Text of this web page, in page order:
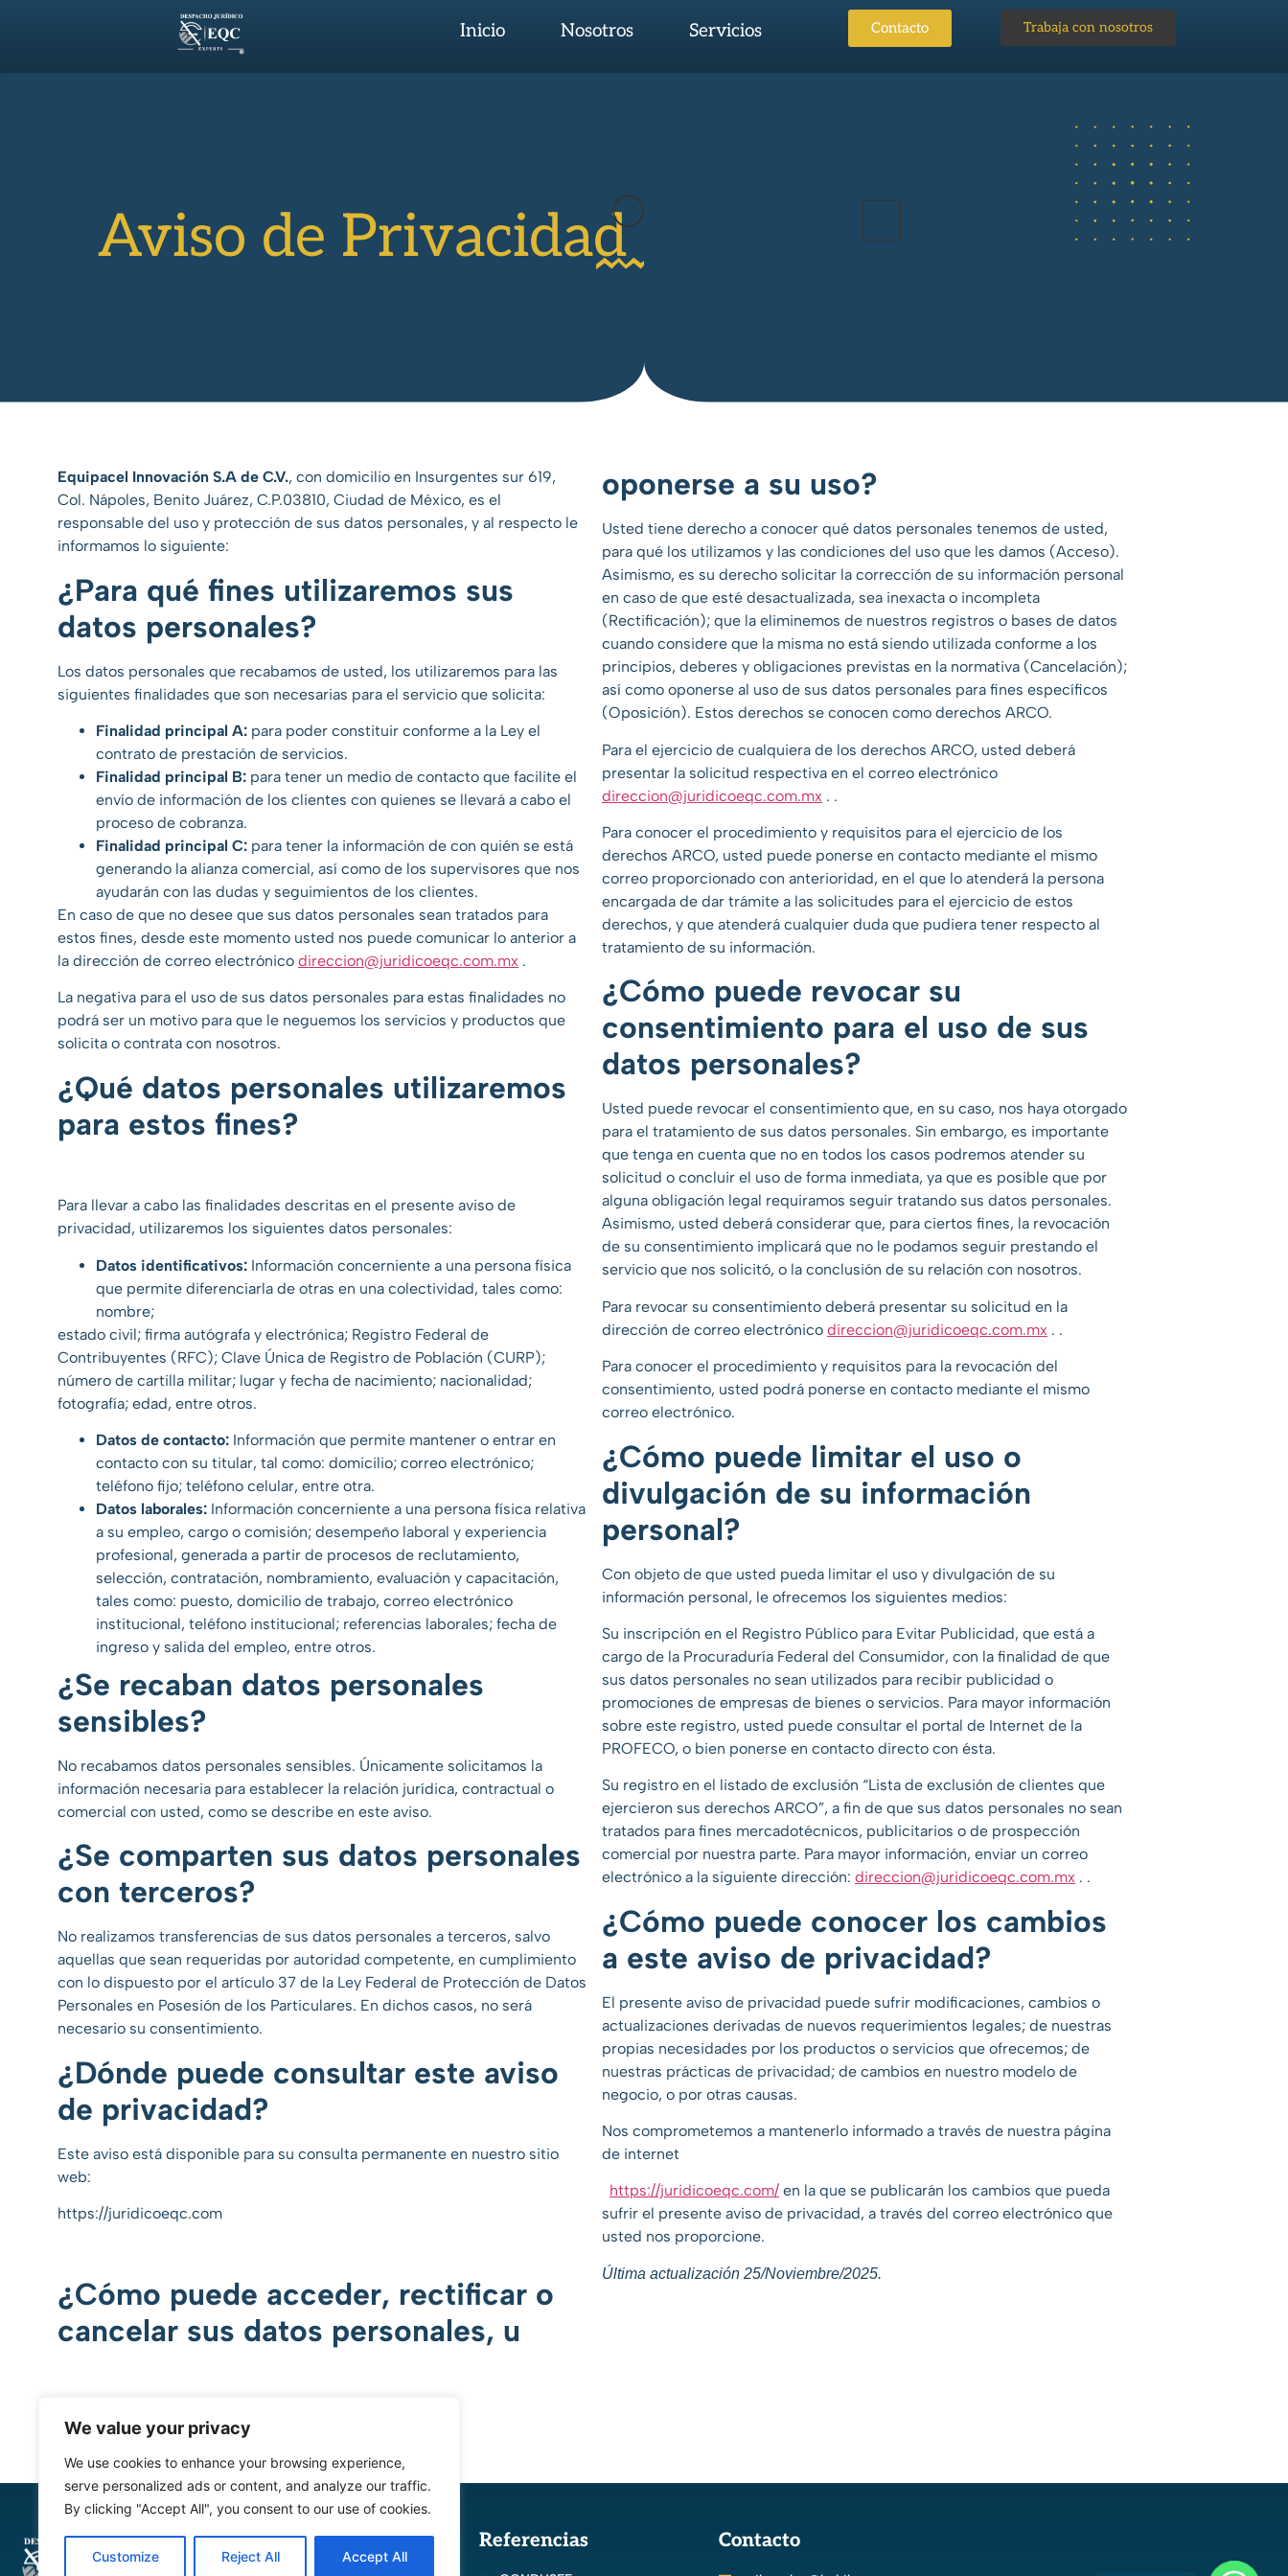
We value your privacy
We use cookies to enhance your browsing experience,
serve personalized ads or content, and analyze our traffic.
By clicking "Accept All", you consent to our use of cookies.
Customize Reject All Accept All
Inicio Nosotros Servicios Contacto Trabaja con nosotros
Aviso de Privacidad
Equipacel Innovación S.A de C.V., con domicilio en Insurgentes sur 619,
Col. Nápoles, Benito Juárez, C.P.03810, Ciudad de México, es el
responsable del uso y protección de sus datos personales, y al respecto le
informamos lo siguiente:
¿Para qué fines utilizaremos sus
datos personales?
Los datos personales que recabamos de usted, los utilizaremos para las
siguientes finalidades que son necesarias para el servicio que solicita:
Finalidad principal A: para poder constituir conforme a la Ley el
contrato de prestación de servicios.
Finalidad principal B: para tener un medio de contacto que facilite el
envío de información de los clientes con quienes se llevará a cabo el
proceso de cobranza.
Finalidad principal C: para tener la información de con quién se está
generando la alianza comercial, así como de los supervisores que nos
ayudarán con las dudas y seguimientos de los clientes.
En caso de que no desee que sus datos personales sean tratados para
estos fines, desde este momento usted nos puede comunicar lo anterior a
la dirección de correo electrónico direccion@juridicoeqc.com.mx .
La negativa para el uso de sus datos personales para estas finalidades no
podrá ser un motivo para que le neguemos los servicios y productos que
solicita o contrata con nosotros.
¿Qué datos personales utilizaremos
para estos fines?
Para llevar a cabo las finalidades descritas en el presente aviso de
privacidad, utilizaremos los siguientes datos personales:
Datos identificativos: Información concerniente a una persona física
que permite diferenciarla de otras en una colectividad, tales como:
nombre;
estado civil; firma autógrafa y electrónica; Registro Federal de
Contribuyentes (RFC); Clave Única de Registro de Población (CURP);
número de cartilla militar; lugar y fecha de nacimiento; nacionalidad;
fotografía; edad, entre otros.
Datos de contacto: Información que permite mantener o entrar en
contacto con su titular, tal como: domicilio; correo electrónico;
teléfono fijo; teléfono celular, entre otra.
Datos laborales: Información concerniente a una persona física relativa
a su empleo, cargo o comisión; desempeño laboral y experiencia
profesional, generada a partir de procesos de reclutamiento,
selección, contratación, nombramiento, evaluación y capacitación,
tales como: puesto, domicilio de trabajo, correo electrónico
institucional, teléfono institucional; referencias laborales; fecha de
ingreso y salida del empleo, entre otros.
¿Se recaban datos personales
sensibles?
No recabamos datos personales sensibles. Únicamente solicitamos la
información necesaria para establecer la relación jurídica, contractual o
comercial con usted, como se describe en este aviso.
¿Se comparten sus datos personales
con terceros?
No realizamos transferencias de sus datos personales a terceros, salvo
aquellas que sean requeridas por autoridad competente, en cumplimiento
con lo dispuesto por el artículo 37 de la Ley Federal de Protección de Datos
Personales en Posesión de los Particulares. En dichos casos, no será
necesario su consentimiento.
¿Dónde puede consultar este aviso
de privacidad?
Este aviso está disponible para su consulta permanente en nuestro sitio
web:
https://juridicoeqc.com
¿Cómo puede acceder, rectificar o
cancelar sus datos personales, u
oponerse a su uso?
Usted tiene derecho a conocer qué datos personales tenemos de usted,
para qué los utilizamos y las condiciones del uso que les damos (Acceso).
Asimismo, es su derecho solicitar la corrección de su información personal
en caso de que esté desactualizada, sea inexacta o incompleta
(Rectificación); que la eliminemos de nuestros registros o bases de datos
cuando considere que la misma no está siendo utilizada conforme a los
principios, deberes y obligaciones previstas en la normativa (Cancelación);
así como oponerse al uso de sus datos personales para fines específicos
(Oposición). Estos derechos se conocen como derechos ARCO.
Para el ejercicio de cualquiera de los derechos ARCO, usted deberá
presentar la solicitud respectiva en el correo electrónico
direccion@juridicoeqc.com.mx . .
Para conocer el procedimiento y requisitos para el ejercicio de los
derechos ARCO, usted puede ponerse en contacto mediante el mismo
correo proporcionado con anterioridad, en el que lo atenderá la persona
encargada de dar trámite a las solicitudes para el ejercicio de estos
derechos, y que atenderá cualquier duda que pudiera tener respecto al
tratamiento de su información.
¿Cómo puede revocar su
consentimiento para el uso de sus
datos personales?
Usted puede revocar el consentimiento que, en su caso, nos haya otorgado
para el tratamiento de sus datos personales. Sin embargo, es importante
que tenga en cuenta que no en todos los casos podremos atender su
solicitud o concluir el uso de forma inmediata, ya que es posible que por
alguna obligación legal requiramos seguir tratando sus datos personales.
Asimismo, usted deberá considerar que, para ciertos fines, la revocación
de su consentimiento implicará que no le podamos seguir prestando el
servicio que nos solicitó, o la conclusión de su relación con nosotros.
Para revocar su consentimiento deberá presentar su solicitud en la
dirección de correo electrónico direccion@juridicoeqc.com.mx . .
Para conocer el procedimiento y requisitos para la revocación del
consentimiento, usted podrá ponerse en contacto mediante el mismo
correo electrónico.
¿Cómo puede limitar el uso o
divulgación de su información
personal?
Con objeto de que usted pueda limitar el uso y divulgación de su
información personal, le ofrecemos los siguientes medios:
Su inscripción en el Registro Público para Evitar Publicidad, que está a
cargo de la Procuraduría Federal del Consumidor, con la finalidad de que
sus datos personales no sean utilizados para recibir publicidad o
promociones de empresas de bienes o servicios. Para mayor información
sobre este registro, usted puede consultar el portal de Internet de la
PROFECO, o bien ponerse en contacto directo con ésta.
Su registro en el listado de exclusión “Lista de exclusión de clientes que
ejercieron sus derechos ARCO”, a fin de que sus datos personales no sean
tratados para fines mercadotécnicos, publicitarios o de prospección
comercial por nuestra parte. Para mayor información, enviar un correo
electrónico a la siguiente dirección: direccion@juridicoeqc.com.mx . .
¿Cómo puede conocer los cambios
a este aviso de privacidad?
El presente aviso de privacidad puede sufrir modificaciones, cambios o
actualizaciones derivadas de nuevos requerimientos legales; de nuestras
propias necesidades por los productos o servicios que ofrecemos; de
nuestras prácticas de privacidad; de cambios en nuestro modelo de
negocio, o por otras causas.
Nos comprometemos a mantenerlo informado a través de nuestra página
de internet
https://juridicoeqc.com/ en la que se publicarán los cambios que pueda
sufrir el presente aviso de privacidad, a través del correo electrónico que
usted nos proporcione.
Última actualización 25/Noviembre/2025.
Links Referencias Contacto